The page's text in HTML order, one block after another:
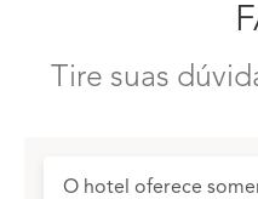
Tire suas
O hotel oferece